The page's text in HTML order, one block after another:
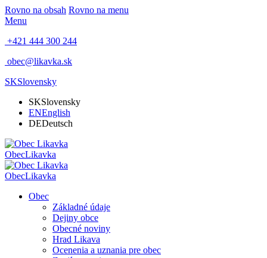
Rovno na obsah Rovno na menu
Menu
+421 444 300 244
obec@likavka.sk
SKSlovensky
SKSlovensky
ENEnglish
DEDeutsch
ObecLikavka
ObecLikavka
Obec
Základné údaje
Dejiny obce
Obecné noviny
Hrad Likava
Ocenenia a uznania pre obec